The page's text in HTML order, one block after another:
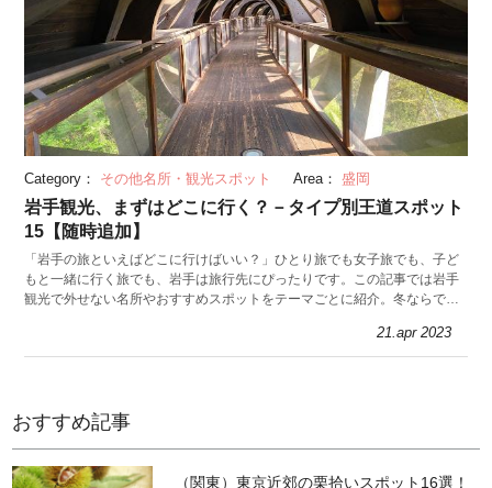
Category： その他名所・観光スポット Area： 盛岡
岩手観光、まずはどこに行く？－タイプ別王道スポット
15【随時追加】
「岩手の旅といえばどこに行けばいい？」ひとり旅でも女子旅でも、子ど
もと一緒に行く旅でも、岩手は旅行先にぴったりです。この記事では岩手
観光で外せない名所やおすすめスポットをテーマごとに紹介。冬ならでは
21.apr 2023
おすすめ記事
（関東）東京近郊の栗拾いスポット16選！